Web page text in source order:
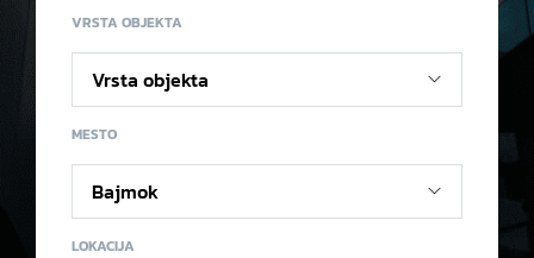
VRSTA OBJEKTA
MESTO
LOKACIJA